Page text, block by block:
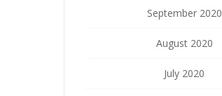
September 2020
August 2020
July 2020